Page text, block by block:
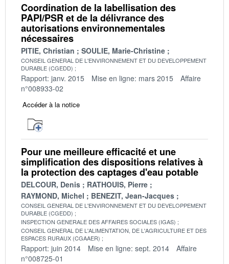
Coordination de la labellisation des
PAPI/PSR et de la délivrance des
autorisations environnementales
nécessaires
PITIE, Christian SOULIE, Marie-Christine
CONSEIL GENERAL DE L'ENVIRONNEMENT ET DU DEVELOPPEMENT
DURABLE (CGEDD)
Rapport: janv. 2015 Mise en ligne: mars 2015
Affaire
n°008933-02
Accéder à la notice
Pour une meilleure efficacité et une
simplification des dispositions relatives à
la protection des captages d'eau potable
DELCOUR, Denis
RATHOUIS, Pierre
RAYMOND, Michel
BENEZIT, Jean-Jacques
CONSEIL GENERAL DE L'ENVIRONNEMENT ET DU DEVELOPPEMENT
DURABLE (CGEDD)
INSPECTION GENERALE DES AFFAIRES SOCIALES (IGAS)
CONSEIL GENERAL DE L'ALIMENTATION, DE L'AGRICULTURE ET DES
ESPACES RURAUX (CGAAER)
Rapport: juin 2014 Mise en ligne: sept. 2014
Affaire
n°008725-01